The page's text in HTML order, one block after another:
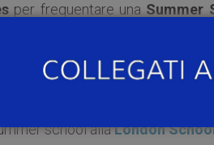
per frequentare una Summer
della prima edizione del
school allaLondon